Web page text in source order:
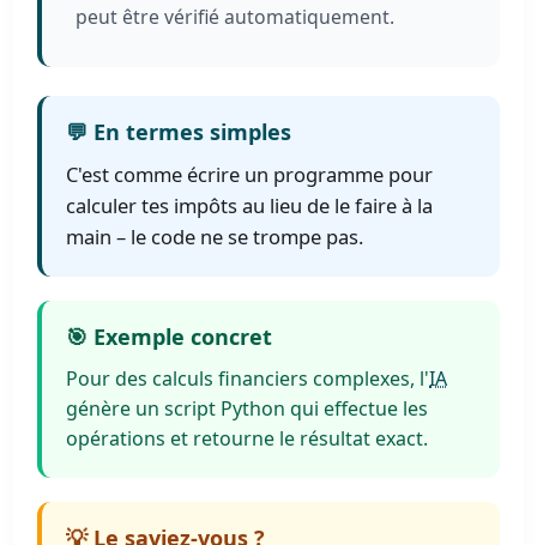
peut être vérifié automatiquement.
💬 En termes simples
C'est comme écrire un programme pour
calculer tes impôts au lieu de le faire à la
main – le code ne se trompe pas.
🎯 Exemple concret
Pour des calculs financiers complexes, l'IA
génère un script Python qui effectue les
opérations et retourne le résultat exact.
💡 Le saviez-vous ?